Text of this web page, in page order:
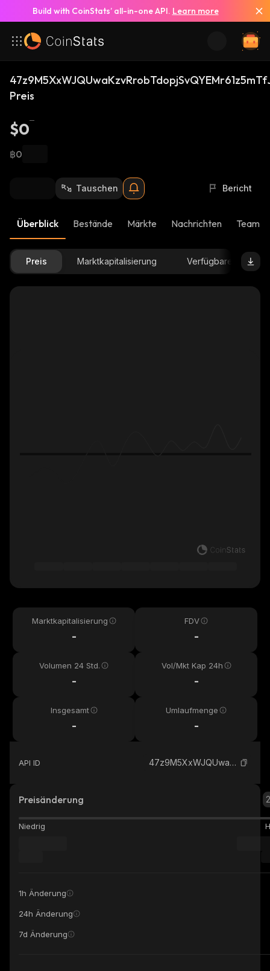
Build with CoinStats’ all-in-one API. Learn more
Preis
$0
฿0
Tauschen Bericht
Überblick Bestände Märkte Nachrichten Team-
Preis Marktkapitalisierung Verfügbare Menge
Marktkapitalisierung
-
FDV
-
Volumen 24 Std.
-
Vol/Mkt Kap 24h
-
Insgesamt
-
Umlaufmenge
-
API ID 47z9M5XxWJQUwaKzvRrobTdopjSvQYEMr61z5mTfJXqs_solana
Preisänderung
Niedrig
1h Änderung
24h Änderung
7d Änderung